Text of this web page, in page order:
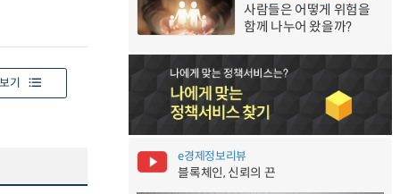
기
사람들은 어떻게 위험을
함께 나누어 왔을까?
e경제정보리뷰
블록체인, 신뢰의 끈